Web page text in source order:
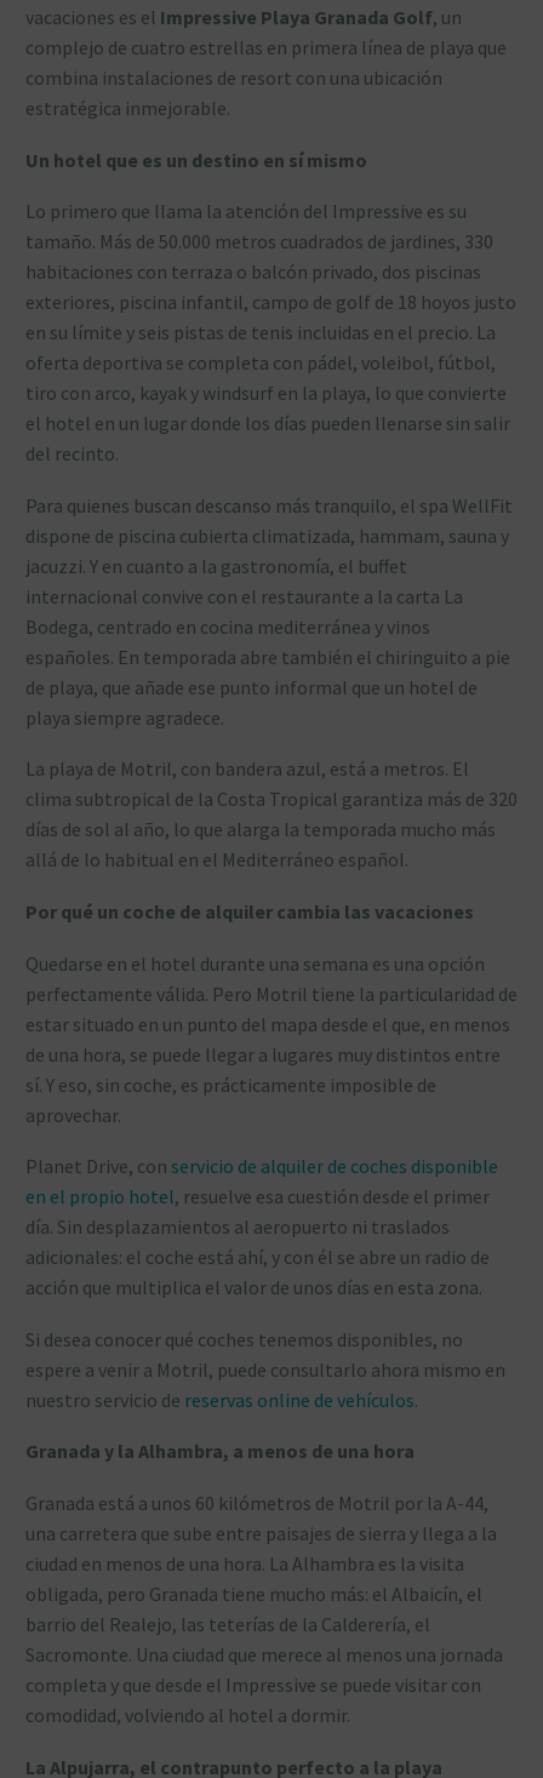
vacaciones es el Impressive Playa Granada Golf, un
complejo de cuatro estrellas en primera línea de playa que
combina instalaciones de resort con una ubicación
estratégica inmejorable.
Un hotel que es un destino en sí mismo
Lo primero que llama la atención del Impressive es su
tamaño. Más de 50.000 metros cuadrados de jardines, 330
habitaciones con terraza o balcón privado, dos piscinas
exteriores, piscina infantil, campo de golf de 18 hoyos justo
en su límite y seis pistas de tenis incluidas en el precio. La
oferta deportiva se completa con pádel, voleibol, fútbol,
tiro con arco, kayak y windsurf en la playa, lo que convierte
el hotel en un lugar donde los días pueden llenarse sin salir
del recinto.
Para quienes buscan descanso más tranquilo, el spa WellFit
dispone de piscina cubierta climatizada, hammam, sauna y
jacuzzi. Y en cuanto a la gastronomía, el buffet
internacional convive con el restaurante a la carta La
Bodega, centrado en cocina mediterránea y vinos
españoles. En temporada abre también el chiringuito a pie
de playa, que añade ese punto informal que un hotel de
playa siempre agradece.
La playa de Motril, con bandera azul, está a metros. El
clima subtropical de la Costa Tropical garantiza más de 320
días de sol al año, lo que alarga la temporada mucho más
allá de lo habitual en el Mediterráneo español.
Por qué un coche de alquiler cambia las vacaciones
Quedarse en el hotel durante una semana es una opción
perfectamente válida. Pero Motril tiene la particularidad de
estar situado en un punto del mapa desde el que, en menos
de una hora, se puede llegar a lugares muy distintos entre
sí. Y eso, sin coche, es prácticamente imposible de
aprovechar.
Planet Drive, con servicio de alquiler de coches disponible
en el propio hotel, resuelve esa cuestión desde el primer
día. Sin desplazamientos al aeropuerto ni traslados
adicionales: el coche está ahí, y con él se abre un radio de
acción que multiplica el valor de unos días en esta zona.
Si desea conocer qué coches tenemos disponibles, no
espere a venir a Motril, puede consultarlo ahora mismo en
nuestro servicio de reservas online de vehículos.
Granada y la Alhambra, a menos de una hora
Granada está a unos 60 kilómetros de Motril por la A-44,
una carretera que sube entre paisajes de sierra y llega a la
ciudad en menos de una hora. La Alhambra es la visita
obligada, pero Granada tiene mucho más: el Albaicín, el
barrio del Realejo, las teterías de la Calderería, el
Sacromonte. Una ciudad que merece al menos una jornada
completa y que desde el Impressive se puede visitar con
comodidad, volviendo al hotel a dormir.
La Alpujarra, el contrapunto perfecto a la playa